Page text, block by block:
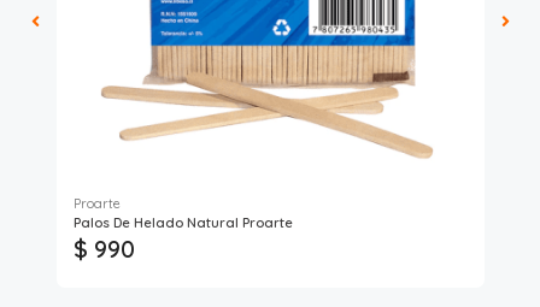
Proarte
Palos De Helado Natural Proarte
$ 990